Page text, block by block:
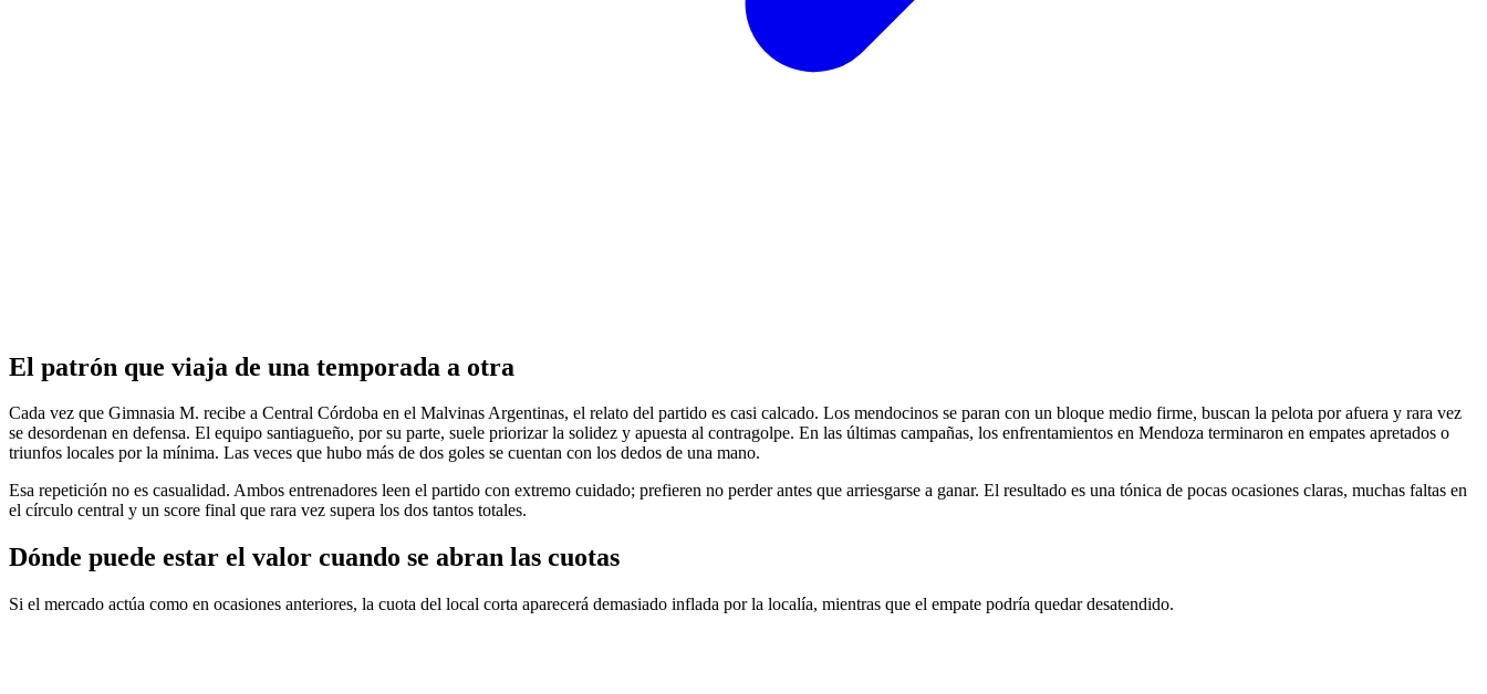
El patrón que viaja de una temporada a otra
Cada vez que Gimnasia M. recibe a Central Córdoba en el Malvinas Argentinas, el relato del partido es casi calcado. Los mendocinos se paran con un bloque medio firme, buscan la pelota por afuera y rara vez
se desordenan en defensa. El equipo santiagueño, por su parte, suele priorizar la solidez y apuesta al contragolpe. En las últimas campañas, los enfrentamientos en Mendoza terminaron en empates apretados o
triunfos locales por la mínima. Las veces que hubo más de dos goles se cuentan con los dedos de una mano.
Esa repetición no es casualidad. Ambos entrenadores leen el partido con extremo cuidado; prefieren no perder antes que arriesgarse a ganar. El resultado es una tónica de pocas ocasiones claras, muchas faltas en
el círculo central y un score final que rara vez supera los dos tantos totales.
Dónde puede estar el valor cuando se abran las cuotas
Si el mercado actúa como en ocasiones anteriores, la cuota del local corta aparecerá demasiado inflada por la localía, mientras que el empate podría quedar desatendido.